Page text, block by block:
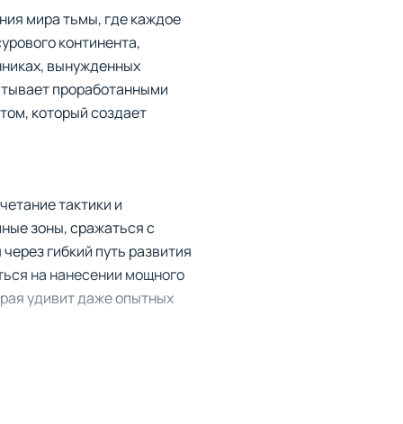
мира тьмы, где каждое
континента,
вынужденных
проработанными
который создает
тактики и
зоны, сражаться с
гибкий путь развития
на нанесении мощного
удивит даже опытных